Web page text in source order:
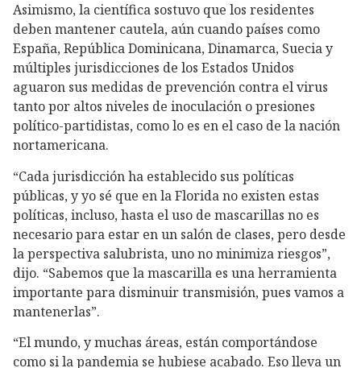
Asimismo, la científica sostuvo que los residentes
deben mantener cautela, aún cuando países como
España, República Dominicana, Dinamarca, Suecia y
múltiples jurisdicciones de los Estados Unidos
aguaron sus medidas de prevención contra el virus
tanto por altos niveles de inoculación o presiones
político-partidistas, como lo es en el caso de la nación
nortamericana.
“Cada jurisdicción ha establecido sus políticas
públicas, y yo sé que en la Florida no existen estas
políticas, incluso, hasta el uso de mascarillas no es
necesario para estar en un salón de clases, pero desde
la perspectiva salubrista, uno no minimiza riesgos”,
dijo. “Sabemos que la mascarilla es una herramienta
importante para disminuir transmisión, pues vamos a
mantenerlas”.
“El mundo, y muchas áreas, están comportándose
como si la pandemia se hubiese acabado. Eso lleva un